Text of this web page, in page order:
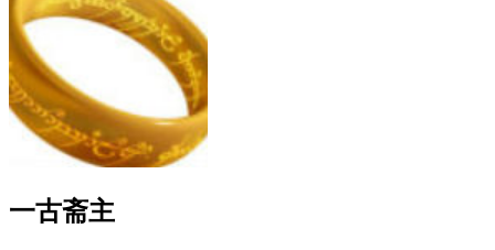
一古斋主